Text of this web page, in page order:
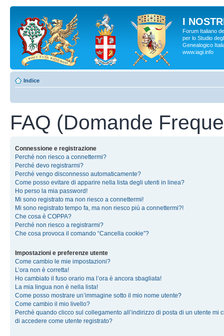
I
Forum Italiano
per lo Studio
Genealogico
www.iagi.info
Indice
FAQ (Domande
Connessione e registrazione
Perché non riesco a connettermi?
Perché devo registrarmi?
Perché vengo disconnesso automaticamente?
Come posso evitare di apparire nella lista degli utenti in linea?
Ho perso la mia password!
Mi sono registrato ma non riesco a connettermi!
Mi sono registrato tempo fa, ma non riesco più a connettermi?!
Che cosa è COPPA?
Perché non riesco a registrarmi?
Che cosa provoca il comando “Cancella cookie”?
Impostazioni e preferenze utente
Come cambio le mie impostazioni?
L’ora non è corretta!
Ho cambiato il fuso orario ma l’ora è ancora sbagliata!
La mia lingua non è nella lista!
Come posso mostrare un’immagine sotto il mio nome utente?
Come cambio il mio livello?
Perché quando clicco sul collegamento all’indirizzo di posta di un utente mi
di accedere come utente registrato?